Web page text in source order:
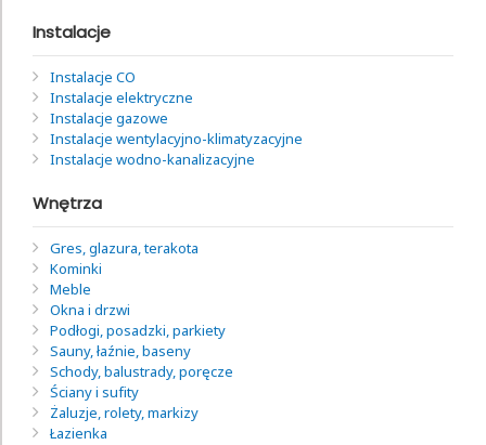
Instalacje
Instalacje CO
Instalacje elektryczne
Instalacje gazowe
Instalacje wentylacyjno-klimatyzacyjne
Instalacje wodno-kanalizacyjne
Wnętrza
Gres, glazura, terakota
Kominki
Meble
Okna i drzwi
Podłogi, posadzki, parkiety
Sauny, łaźnie, baseny
Schody, balustrady, poręcze
Ściany i sufity
Żaluzje, rolety, markizy
Łazienka